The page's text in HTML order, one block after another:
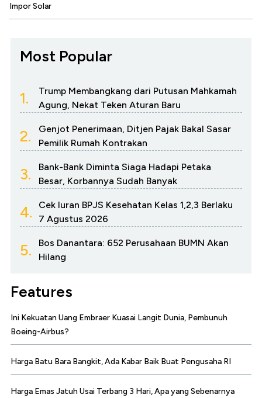
Impor Solar
Most Popular
1.
Trump Membangkang dari Putusan Mahkamah
Agung, Nekat Teken Aturan Baru
2.
Genjot Penerimaan, Ditjen Pajak Bakal Sasar
Pemilik Rumah Kontrakan
3.
Bank-Bank Diminta Siaga Hadapi Petaka
Besar, Korbannya Sudah Banyak
4.
Cek Iuran BPJS Kesehatan Kelas 1,2,3 Berlaku
7 Agustus 2026
5.
Bos Danantara: 652 Perusahaan BUMN Akan
Hilang
Features
Ini Kekuatan Uang Embraer Kuasai Langit Dunia, Pembunuh
Boeing-Airbus?
Harga Batu Bara Bangkit, Ada Kabar Baik Buat Pengusaha RI
Harga Emas Jatuh Usai Terbang 3 Hari, Apa yang Sebenarnya